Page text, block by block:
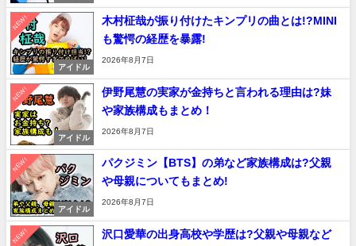
NEW!
アイドル
木村柾哉が振り付けたキンプリの曲とは!?MINI
も驚愕の経歴を暴露!
2026年8月7日
NEW!
アイドル
伊野尾慧の実家が金持ちと言われる理由は?妹
や家族構成もまとめ！
2026年8月7日
NEW!
アイドル
パクジミン【BTS】の弟など家族構成は?父親
や母親についてもまとめ!
2026年8月7日
NEW!
沢口愛華の出身高校や学歴は?父親や母親など